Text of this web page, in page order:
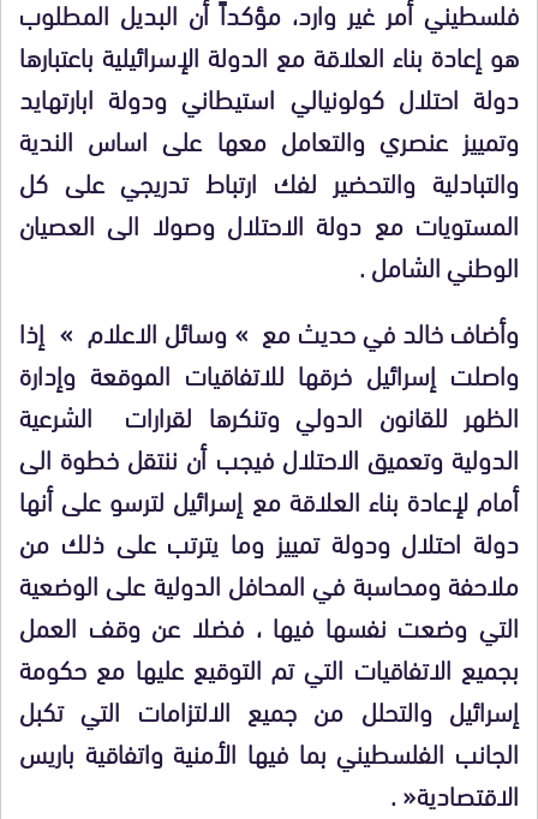
فلسطيني أمر غير وارد، مؤكداً أن البديل المطلوب
هو إعادة بناء العلاقة مع الدولة الإسرائيلية باعتبارها
دولة احتلال كولونيالي استيطاني ودولة ابارتهايد
وتمييز عنصري والتعامل معها على اساس الندية
والتبادلية والتحضير لفك ارتباط تدريجي على كل
المستويات مع دولة الاحتلال وصولا الى العصيان
الوطني الشامل.
وأضاف خالد في حديث مع » وسائل الاعلام » إذا
واصلت إسرائيل خرقها للاتفاقيات الموقعة وإدارة
الظهر للقانون الدولي وتنكرها لقرارات الشرعية
الدولية وتعميق الاحتلال فيجب أن ننتقل خطوة الى
أمام لإعادة بناء العلاقة مع إسرائيل لترسو على أنها
دولة احتلال ودولة تمييز وما يترتب على ذلك من
ملاحفة ومحاسبة في المحافل الدولية على الوضعية
التي وضعت نفسها فيها ، فضلا عن وقف العمل
بجميع الاتفاقيات التي تم التوقيع عليها مع حكومة
إسرائيل والتحلل من جميع الالتزامات التي تكبل
الجانب الفلسطيني بما فيها الأمنية واتفاقية باريس
الاقتصادية« .